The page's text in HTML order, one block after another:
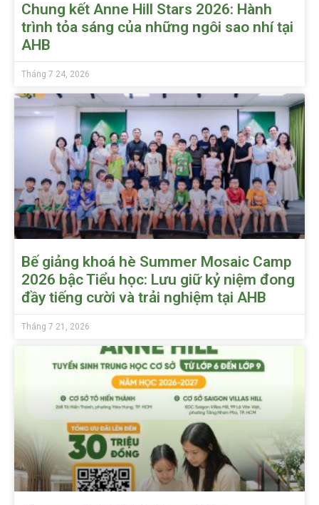
Chung kết Anne Hill Stars 2026: Hành
trình tỏa sáng của những ngôi sao nhí tại
AHB
Tháng 7 24, 2026
Bế giảng khoá hè Summer Mosaic Camp
2026 bậc Tiểu học: Lưu giữ kỷ niệm đong
đầy tiếng cười và trải nghiệm tại AHB
Tháng 7 21, 2026